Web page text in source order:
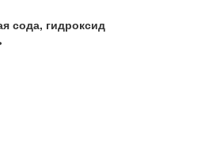
сода, гидроксид